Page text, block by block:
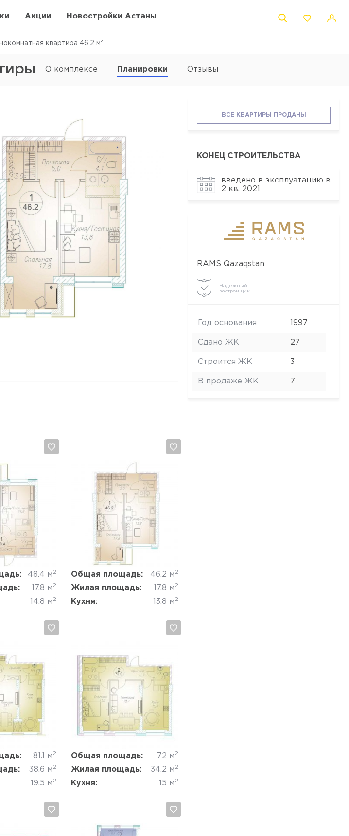
Акции Новостройки Астаны
квартира 46.2 м2
О комплексе Планировки Отзывы
48.4 м2
17.8 м2
14.8 м2
Отмена
Общая площадь: 46.2 м2
Жилая площадь: 17.8 м2
Кухня: 13.8 м2
Да, удалить
81.1 м2
38.6 м2
19.5 м2
Общая площадь: 72 м2
Жилая площадь: 34.2 м2
Кухня: 15 м2
Да, удалить Отмена
ВСЕ КВАРТИРЫ ПРОДАНЫ
КОНЕЦ СТРОИТЕЛЬСТВА
введено в эксплуатацию в
2 кв. 2021
RAMS Qazaqstan
Надежный
застройщик
Год основания 1997
Сдано ЖК 27
Строится ЖК 3
В продаже ЖК 7